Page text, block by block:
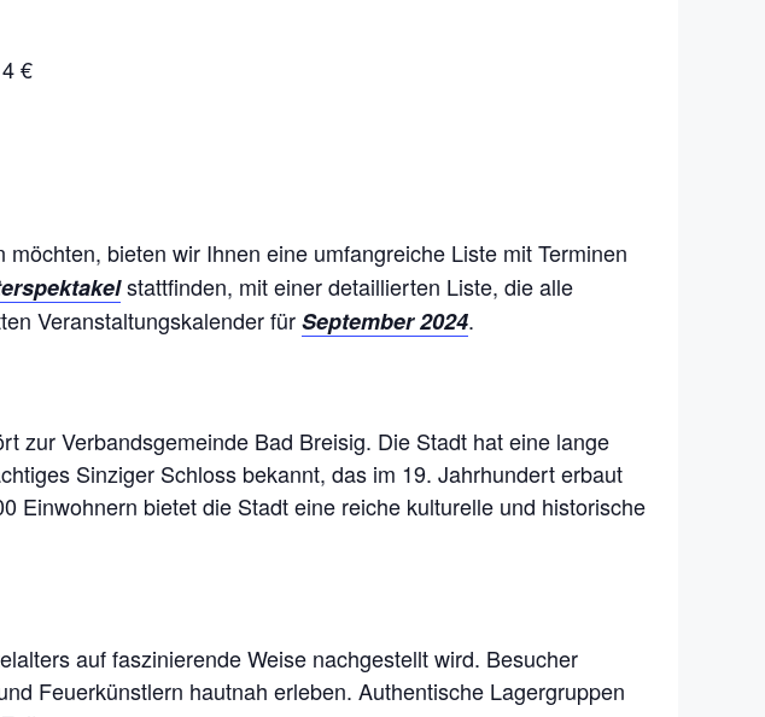
€
bieten wir Ihnen eine umfangreiche Liste mit Terminen
stattfinden, mit einer detaillierten Liste, die alle
Veranstaltungskalender fürSeptember 2024.
zur Verbandsgemeinde Bad Breisig. Die Stadt hat eine lange
Sinziger Schloss bekannt, das im 19. Jahrhundert erbaut
Einwohnern bietet die Stadt eine reiche kulturelle und historische
auf faszinierende Weise nachgestellt wird. Besucher
Feuerkünstlern hautnah erleben. Authentische Lagergruppen